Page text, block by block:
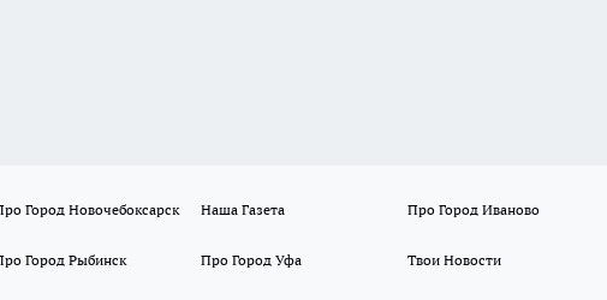
Город Новочебоксарск Наша Газета Про Город Иваново
Город Рыбинск Про Город Уфа Твои Новости